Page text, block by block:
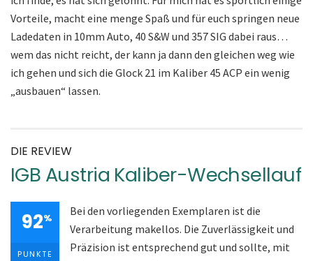
Vorteile, macht eine menge Spaß und für euch springen neue
Ladedaten in 10mm Auto, 40 S&W und 357 SIG dabei raus…
wem das nicht reicht, der kann ja dann den gleichen weg wie
ich gehen und sich die Glock 21 im Kaliber 45 ACP ein wenig
„ausbauen“ lassen.
DIE REVIEW
IGB Austria Kaliber-Wechsellauf
92%
PUNKTE
Bei den vorliegenden Exemplaren ist die
Verarbeitung makellos. Die Zuverlässigkeit und
Präzision ist entsprechend gut und sollte, mit